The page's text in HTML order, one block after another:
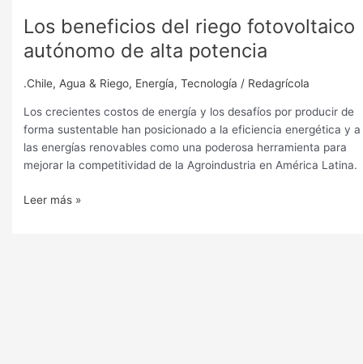
Los beneficios del riego fotovoltaico
autónomo de alta potencia
.Chile, Agua & Riego, Energía, Tecnología / Redagrícola
Los crecientes costos de energía y los desafíos por producir de
forma sustentable han posicionado a la eficiencia energética y a
las energías renovables como una poderosa herramienta para
mejorar la competitividad de la Agroindustria en América Latina.
Leer más »